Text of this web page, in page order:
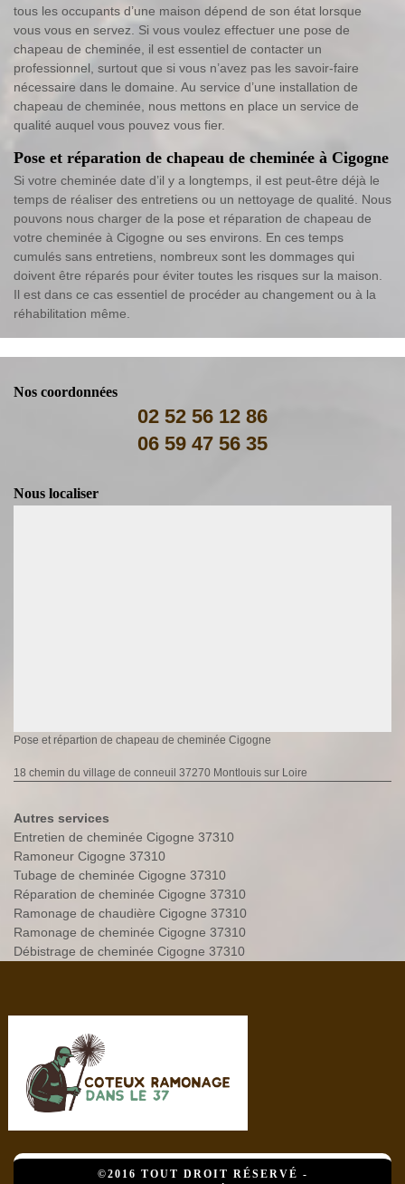
tous les occupants d’une maison dépend de son état lorsque
vous vous en servez. Si vous voulez effectuer une pose de
chapeau de cheminée, il est essentiel de contacter un
professionnel, surtout que si vous n’avez pas les savoir-faire
nécessaire dans le domaine. Au service d’une installation de
chapeau de cheminée, nous mettons en place un service de
qualité auquel vous pouvez vous fier.
Pose et réparation de chapeau de cheminée à Cigogne
Si votre cheminée date d’il y a longtemps, il est peut-être déjà le
temps de réaliser des entretiens ou un nettoyage de qualité. Nous
pouvons nous charger de la pose et réparation de chapeau de
votre cheminée à Cigogne ou ses environs. En ces temps
cumulés sans entretiens, nombreux sont les dommages qui
doivent être réparés pour éviter toutes les risques sur la maison.
Il est dans ce cas essentiel de procéder au changement ou à la
réhabilitation même.
Nos coordonnées
02 52 56 12 86
06 59 47 56 35
Nous localiser
Pose et répartion de chapeau de cheminée Cigogne
18 chemin du village de conneuil 37270 Montlouis sur Loire
Autres services
Entretien de cheminée Cigogne 37310
Ramoneur Cigogne 37310
Tubage de cheminée Cigogne 37310
Réparation de cheminée Cigogne 37310
Ramonage de chaudière Cigogne 37310
Ramonage de cheminée Cigogne 37310
Débistrage de cheminée Cigogne 37310
©2016 TOUT DROIT RÉSERVÉ -